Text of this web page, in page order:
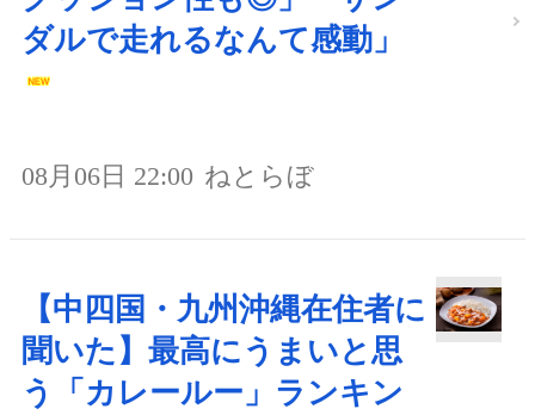
ダルで走れるなんて感動」
08月06日 22:00 ねとらぼ
【中四国・九州沖縄在住者に
聞いた】最高にうまいと思
う「カレールー」ランキン